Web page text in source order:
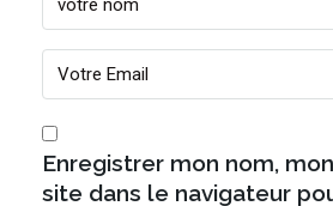
Enregistrer mon nom,
site dans le navigateur